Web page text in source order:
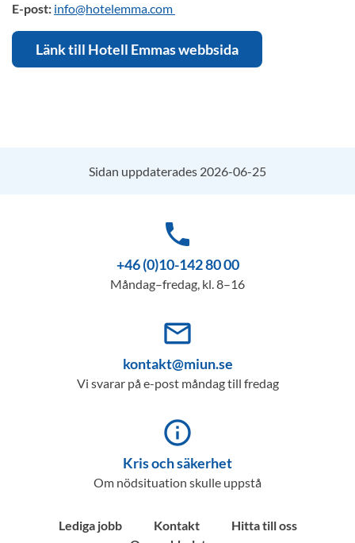
E-post: info@hotelemma.com
Länk till Hotell Emmas webbsida
Sidan uppdaterades 2026-06-25
phone
+46 (0)10-142 80 00
Måndag–fredag, kl. 8–16
mail_outline
kontakt@miun.se
Vi svarar på e-post måndag till fredag
info_outline
Kris och säkerhet
Om nödsituation skulle uppstå
Lediga jobb Kontakt
Hitta till oss